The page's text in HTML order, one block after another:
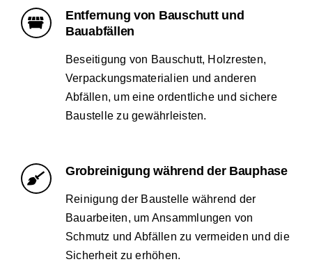
Entfernung von Bauschutt und
Bauabfällen
Beseitigung von Bauschutt, Holzresten,
Verpackungsmaterialien und anderen
Abfällen, um eine ordentliche und sichere
Baustelle zu gewährleisten.
Grobreinigung während der Bauphase
Reinigung der Baustelle während der
Bauarbeiten, um Ansammlungen von
Schmutz und Abfällen zu vermeiden und die
Sicherheit zu erhöhen.